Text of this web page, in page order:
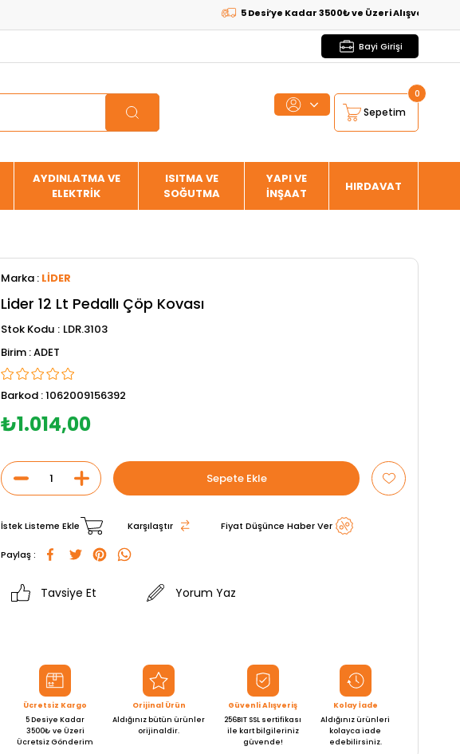
5 Desi’ye Kadar 3500₺ ve Üzeri Alışverişlerde
Bayi Girişi
Sepetim
0
AYDINLATMA VE
ELEKTRİK
ISITMA VE
SOĞUTMA
YAPI VE
İNŞAAT
HIRDAVAT
Marka : LİDER
Lider 12 Lt Pedallı Çöp Kovası
Stok Kodu
LDR.3103
ADET
Barkod :1062009156392
₺1.014,00
İstek Listeme Ekle Karşılaştır Fiyat Düşünce Haber Ver
Paylaş :
Tavsiye Et Yorum Yaz
Ücretsiz Kargo
5 Desiye Kadar
3500₺ ve Üzeri
Ücretsiz Gönderim
Orijinal Ürün
Aldığınız bütün ürünler
orijinaldir.
Güvenli Alışveriş
256BIT SSL sertifikası
ile kart bilgileriniz
güvende!
Kolay İade
Aldığınız ürünleri
kolayca iade
edebilirsiniz.